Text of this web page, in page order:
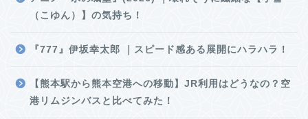
（こゆん）】の気持ち！
『777』伊坂幸太郎 ｜スピード感ある展開にハラハラ！
【熊本駅から熊本空港への移動】JR利用はどうなの？空
港リムジンバスと比べてみた！